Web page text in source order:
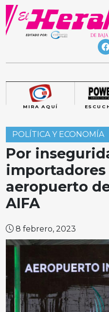
Skip
content
MIRA AQUÍ
POLÍTICA Y ECONOMÍA
Por
aeropuerto
AIFA
8 febrero, 2023